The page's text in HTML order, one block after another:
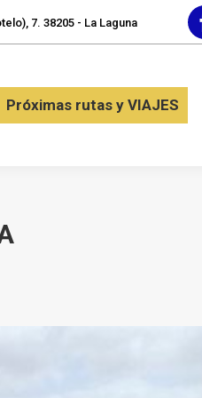
7. 38205 - La Laguna
Próximas rutas y VIAJES